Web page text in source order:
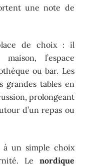
une note de
de choix : il
l’espace
ou bar. Les
grandes tables en
prolongeant
d’un repas ou
un simple choix
Le nordique